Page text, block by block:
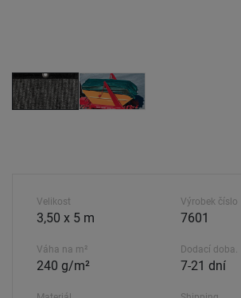
Velikost
3,50 x 5 m
Váha na m²
240 g/m²
Výrobek číslo
7601
Dodací doba.
7-21 dní